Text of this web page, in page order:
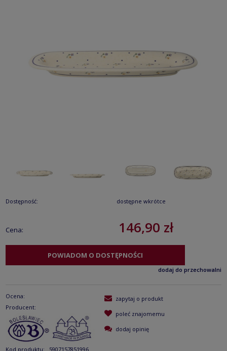
Dostępność: dostępne wkrótce
Cena: 146,90 zł
POWIADOM O DOSTĘPNOŚCI
dodaj do przechowalni
Ocena:
Producent:
Kod produktu: 5907157851996
zapytaj o produkt
poleć znajomemu
dodaj opinię